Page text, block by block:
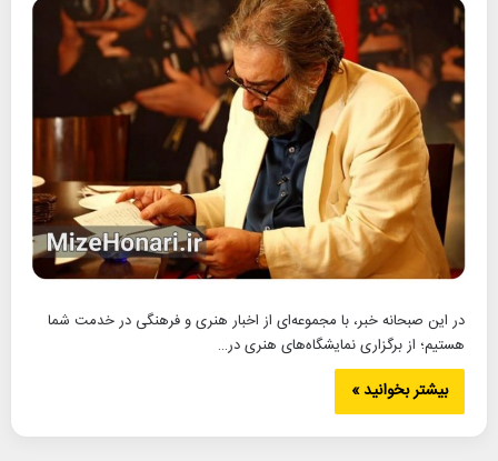
در این صبحانه خبر، با مجموعه‌ای از اخبار هنری و فرهنگی در خدمت شما
هستیم؛ از برگزاری نمایشگاه‌های هنری در…
بیشتر بخوانید »